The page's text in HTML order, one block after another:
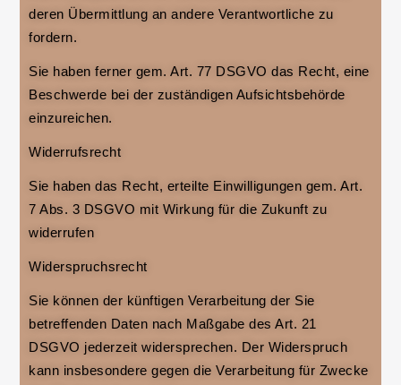
deren Übermittlung an andere Verantwortliche zu
fordern.
Sie haben ferner gem. Art. 77 DSGVO das Recht, eine
Beschwerde bei der zuständigen Aufsichtsbehörde
einzureichen.
Widerrufsrecht
Sie haben das Recht, erteilte Einwilligungen gem. Art.
7 Abs. 3 DSGVO mit Wirkung für die Zukunft zu
widerrufen
Widerspruchsrecht
Sie können der künftigen Verarbeitung der Sie
betreffenden Daten nach Maßgabe des Art. 21
DSGVO jederzeit widersprechen. Der Widerspruch
kann insbesondere gegen die Verarbeitung für Zwecke